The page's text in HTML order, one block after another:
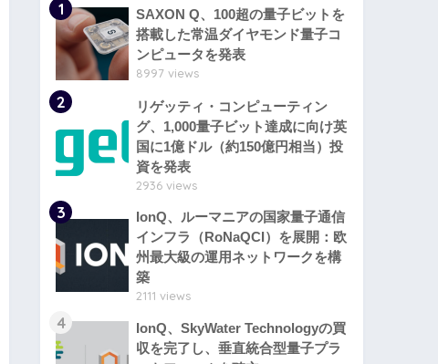
1
SAXON Q、100超の量子ビットを
搭載した常温ダイヤモンド量子コ
ンピュータを発表
8997 views
2
リゲッティ・コンピューティン
グ、1,000量子ビット達成に向け英
国に1億ドル（約150億円相当）投
資を発表
2936 views
3
IonQ、ルーマニアの国家量子通信
インフラ（RoNaQCI）を展開：欧
州最大級の運用ネットワークを構
築
2111 views
4
IonQ、SkyWater Technologyの買
収を完了し、垂直統合型量子プラ